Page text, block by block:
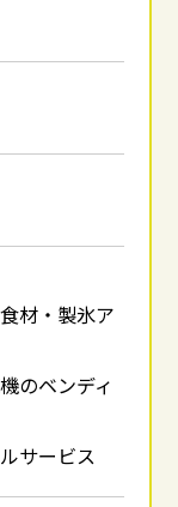
材・製氷ア
のベンディ
サービス